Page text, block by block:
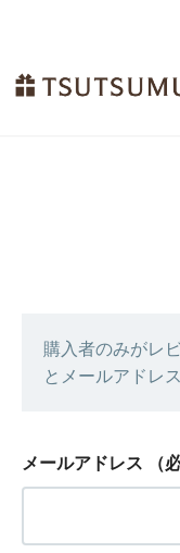
購入者のみがレ
とメールアドレ
メールアドレス （